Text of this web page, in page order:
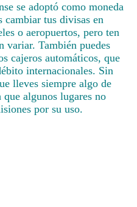
se adoptó como moneda
cambiar tus divisas en
o aeropuertos, pero ten
variar. También puedes
cajeros automáticos, que
internacionales. Sin
lleves siempre algo de
algunos lugares no
por su uso.